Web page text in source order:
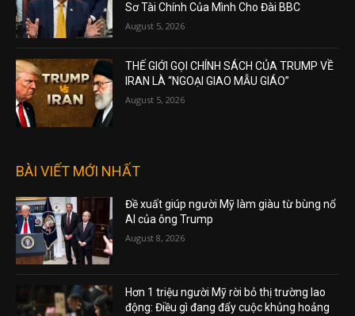
Sơ Tài Chính Của Mình Cho Đài BBC
August 5, 2026
THẾ GIỚI GỌI CHÍNH SÁCH CỦA TRUMP VỀ
IRAN LÀ “NGOẠI GIAO MẪU GIÁO”
August 5, 2026
BÀI VIẾT MỚI NHẤT
Đề xuất giúp người Mỹ làm giàu từ bùng nổ
AI của ông Trump
August 8, 2026
Hơn 1 triệu người Mỹ rời bỏ thị trường lao
động: Điều gì đang đẩy cuộc khủng hoảng